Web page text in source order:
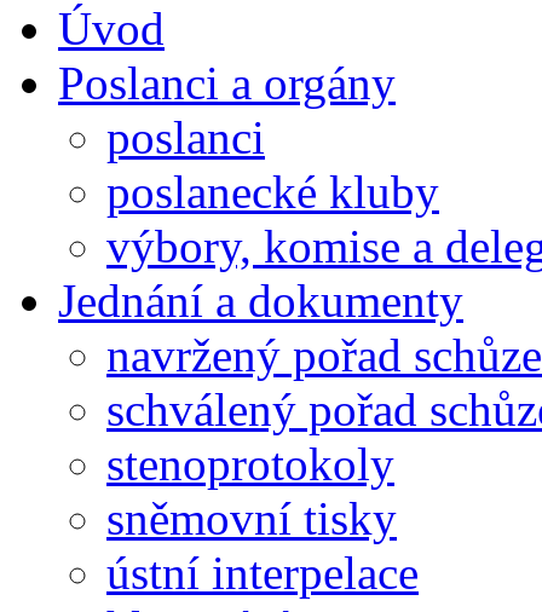
Úvod
Poslanci a orgány
poslanci
poslanecké kluby
výbory, komise a
Jednání a dokumenty
navržený pořad schůze
schválený pořad
stenoprotokoly
sněmovní tisky
ústní interpelace